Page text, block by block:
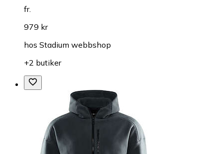
fr.
979 kr
hos Stadium webbshop
+2 butiker